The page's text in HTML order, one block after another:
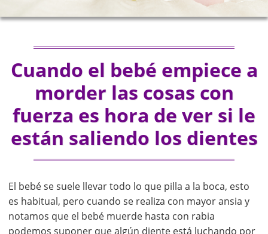
Cuando el bebé empiece a
morder las cosas con
fuerza es hora de ver si le
están saliendo los dientes
El bebé se suele llevar todo lo que pilla a la boca, esto
es habitual, pero cuando se realiza con mayor ansia y
notamos que el bebé muerde hasta con rabia
podemos suponer que algún diente está luchando por